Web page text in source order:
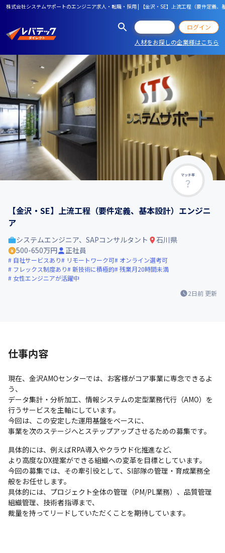
株式会社システムサポートのエンジニア求人・転職・採用 | 【金沢・SE】上流工程（要件定義、
ログイン
人材をお探しの企業様はこちら
マッチ率
【金沢・SE】上流工程（要件定義、基本設計）エンジニ
ア
2日前 更新
システムエンジニア、SAPコンサルタント
石川県
500-650万円
正社員
自社サービスあり リモートワーク可
オンライン選考可
フレックス制度あり
新技術に積極的 残業月20時間未満
女性エンジニアが活躍中
仕事内容
現在、金沢AMOセンターでは、お客様がコア事業に専念できるよ
う、
データ集計・分析加工、情報システムの定型業務代行（AMO）を
行うサービスを主軸にしています。
今回は、この安定した運用基盤をベースに、
事業を次のステージへとステップアップさせるための募集です。
具体的には、例えばRPA導入やクラウド化推進など、
より高度なDX提案ができる組織への変革を目標としています。
今回の募集では、その牽引役として、SI部隊の管理・育成業務全
般をお任せします。
具体的には、プロジェクト全体の管理（PM/PL業務）、品質管理
組織管理、技術者指導まで、
裁量を持ってリードしていただくことを期待しています。